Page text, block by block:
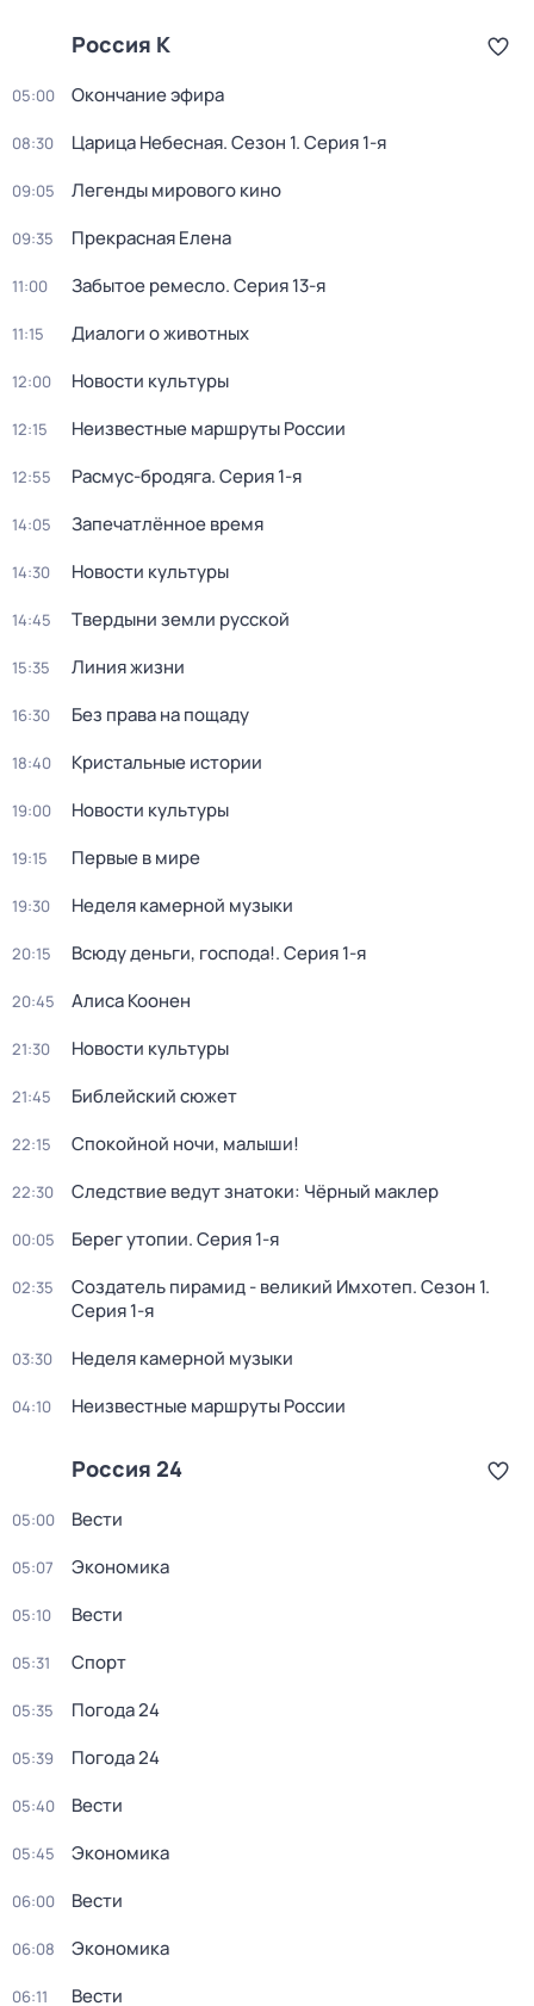
Россия К
05:00 Окончание эфира
08:30 Царица Небесная. Сезон 1. Серия 1-я
09:05 Легенды мирового кино
09:35 Прекрасная Елена
11:00 Забытое ремесло. Серия 13-я
11:15 Диалоги о животных
12:00 Новости культуры
12:15 Неизвестные маршруты России
12:55 Расмус-бродяга. Серия 1-я
14:05 Запечатлённое время
14:30 Новости культуры
14:45 Твердыни земли русской
15:35 Линия жизни
16:30 Без права на пощаду
18:40 Кристальные истории
19:00 Новости культуры
19:15 Первые в мире
19:30 Неделя камерной музыки
20:15 Всюду деньги, господа!. Серия 1-я
20:45 Алиса Коонен
21:30 Новости культуры
21:45 Библейский сюжет
22:15 Спокойной ночи, малыши!
22:30 Следствие ведут знатоки: Чёрный маклер
00:05 Берег утопии. Серия 1-я
02:35 Создатель пирамид - великий Имхотеп. Сезон 1.
Серия 1-я
03:30 Неделя камерной музыки
04:10 Неизвестные маршруты России
Россия 24
05:00 Вести
05:07 Экономика
05:10 Вести
05:31 Спорт
05:35 Погода 24
05:39 Погода 24
05:40 Вести
05:45 Экономика
06:00 Вести
06:08 Экономика
06:11 Вести